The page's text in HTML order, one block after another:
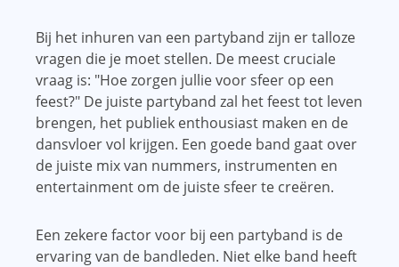
Bij het inhuren van een partyband zijn er talloze
vragen die je moet stellen. De meest cruciale
vraag is: "Hoe zorgen jullie voor sfeer op een
feest?" De juiste partyband zal het feest tot leven
brengen, het publiek enthousiast maken en de
dansvloer vol krijgen. Een goede band gaat over
de juiste mix van nummers, instrumenten en
entertainment om de juiste sfeer te creëren.
Een zekere factor voor bij een partyband is de
ervaring van de bandleden. Niet elke band heeft